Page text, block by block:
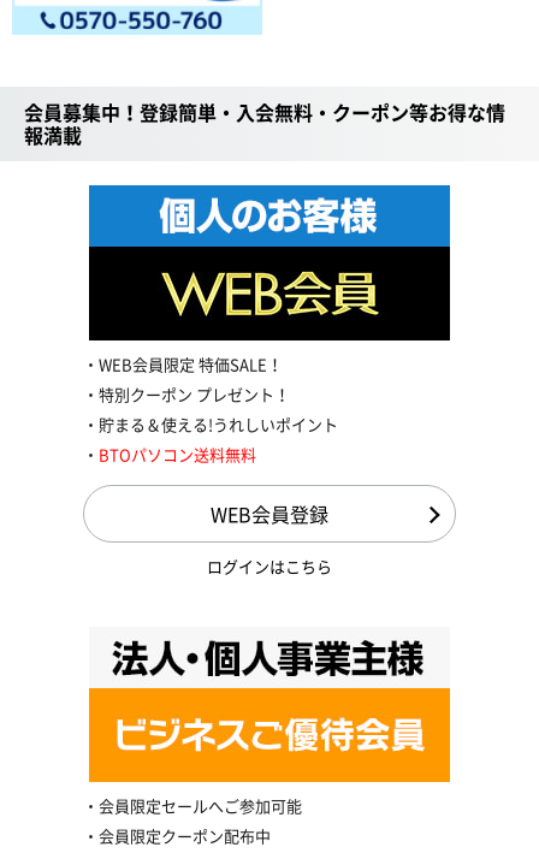
会員募集中！登録簡単・入会無料・クーポン等お得な情
報満載
WEB会員限定 特価SALE！
特別クーポン プレゼント！
貯まる＆使える!うれしいポイント
BTOパソコン送料無料
WEB会員登録
ログインはこちら
会員限定セールへご参加可能
会員限定クーポン配布中